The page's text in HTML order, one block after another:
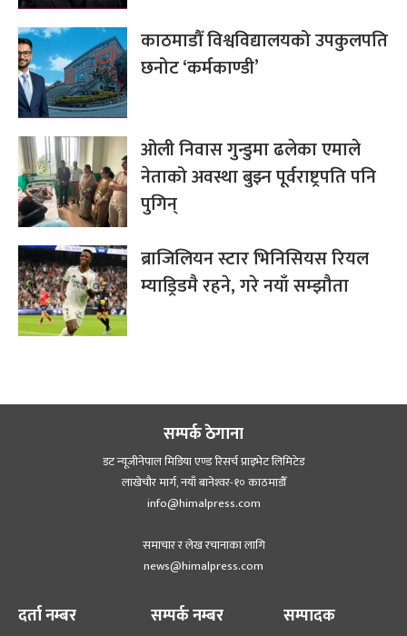
काठमाडौँ विश्वविद्यालयको उपकुलपति
छनोट ‘कर्मकाण्डी’
ओली निवास गुन्डुमा ढलेका एमाले
नेताको अवस्था बुझ्न पूर्वराष्ट्रपति पनि
पुगिन्
ब्राजिलियन स्टार भिनिसियस रियल
म्याड्रिडमै रहने, गरे नयाँ सम्झौता
सम्पर्क ठेगाना
डट न्यूजीनेपाल मिडिया एण्ड रिसर्च प्राइभेट लिमिटेड
लाखेचौर मार्ग, नयाँ बानेश्‍वर-१० काठमाडौँ
info@himalpress.com
समाचार र लेख रचानाका लागि
news@himalpress.com
दर्ता नम्बर सम्पर्क नम्बर सम्पादक